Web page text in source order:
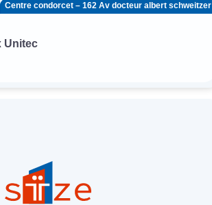
Centre condorcet – 162 Av docteur albert schweitzer
Unitec